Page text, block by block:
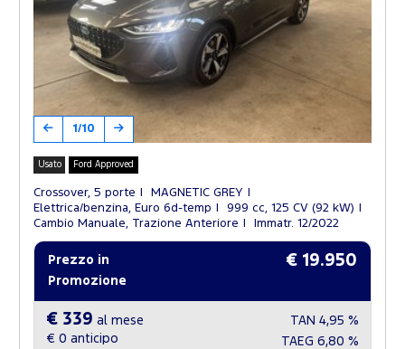
1/10
Usato Ford Approved
Crossover, 5 porte
MAGNETIC GREY
Elettrica/benzina, Euro 6d-temp
999 cc, 125 CV (92 kW)
Cambio Manuale, Trazione Anteriore
Immatr. 12/2022
Prezzo in
Promozione
€ 19.950
€ 339 al mese
€ 0 anticipo
TAN 4,95 %
TAEG 6,80 %